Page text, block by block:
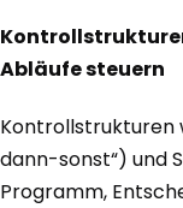
Abläufe steuern
Kontrollstrukturen
dann-sonst“) und
Programm,